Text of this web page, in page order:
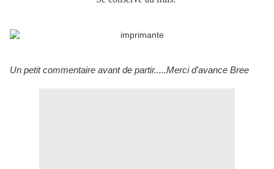
Un petit commentaire avant de partir.....Merci d'avance Bree